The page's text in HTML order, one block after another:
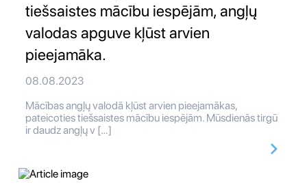
tiešsaistes mācību iespējām, angļų
valodas apguve kļūst arvien
pieejamāka.
08.08.2023
Mācības angļų valodā kļūst arvien pieejamākas,
pateicoties tiešsaistes mācību iespējām. Mūsdienās tirgū
ir daudz angļų v […]